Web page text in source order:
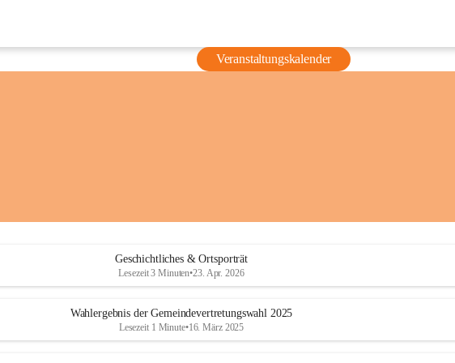
Veranstaltungskalender
Geschichtliches & Ortsporträt
Lesezeit 3 Minuten•23. Apr. 2026
Wahlergebnis der Gemeindevertretungswahl 2025
Lesezeit 1 Minute•16. März 2025